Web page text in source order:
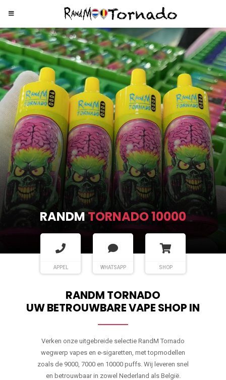
RANDMTORNADO 9000
APPEL WHATSAPP SHOP
RANDM TORNADO
UW BETROUWBARE VAPE SHOP IN
Verken onze uitgebreide selectie RandM Tornado
wegwerp vapes en e-sigaretten, met topmodellen
zoals de 9000, 7000 en 10000 puffs. Wij leveren snel
en betrouwbaar in zowel Nederland als België.